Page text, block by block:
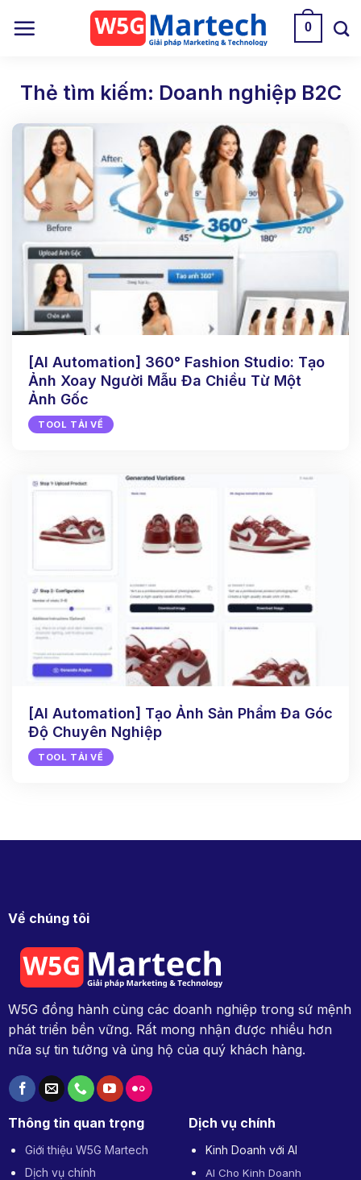
0
Thẻ tìm kiếm: Doanh nghiệp B2C
[AI Automation] 360° Fashion Studio: Tạo
Ảnh Xoay Người Mẫu Đa Chiều Từ Một
Ảnh Gốc
TOOL TẢI VỀ
[AI Automation] Tạo Ảnh Sản Phẩm Đa Góc
Độ Chuyên Nghiệp
TOOL TẢI VỀ
Về chúng tôi
W5G đồng hành cùng các doanh nghiệp trong sứ mệnh
phát triển bền vững. Rất mong nhận được nhiều hơn
nữa sự tin tưởng và ủng hộ của quý khách hàng.
Thông tin quan trọng
Giới thiệu W5G Martech
Dịch vụ chính
Dịch vụ chính
Kinh Doanh với AI
AI Cho Kinh Doanh